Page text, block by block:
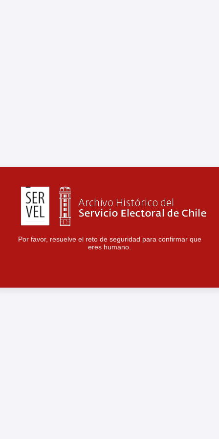
Por favor, resuelve el reto de seguridad para confirmar que
eres humano.